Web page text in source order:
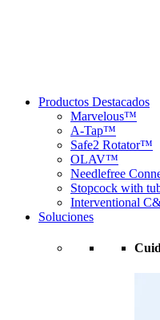
Productos Destacados
Marvelous™
A-Tap™
Safe2 Rotator™
OLAV™
Needlefree
Stopcock with
Interventional
Soluciones